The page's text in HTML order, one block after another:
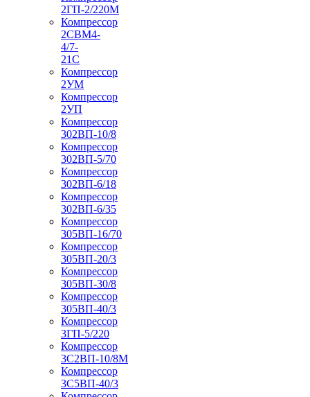
2ГП-2/220М
Компрессор
2СВМ4-
4/7-
21С
Компрессор
2УМ
Компрессор
2УП
Компрессор
302ВП-10/8
Компрессор
302ВП-5/70
Компрессор
302ВП-6/18
Компрессор
302ВП-6/35
Компрессор
305ВП-16/70
Компрессор
305ВП-20/3
Компрессор
305ВП-30/8
Компрессор
305ВП-40/3
Компрессор
3ГП-5/220
Компрессор
3С2ВП-10/8М
Компрессор
3С5ВП-40/3